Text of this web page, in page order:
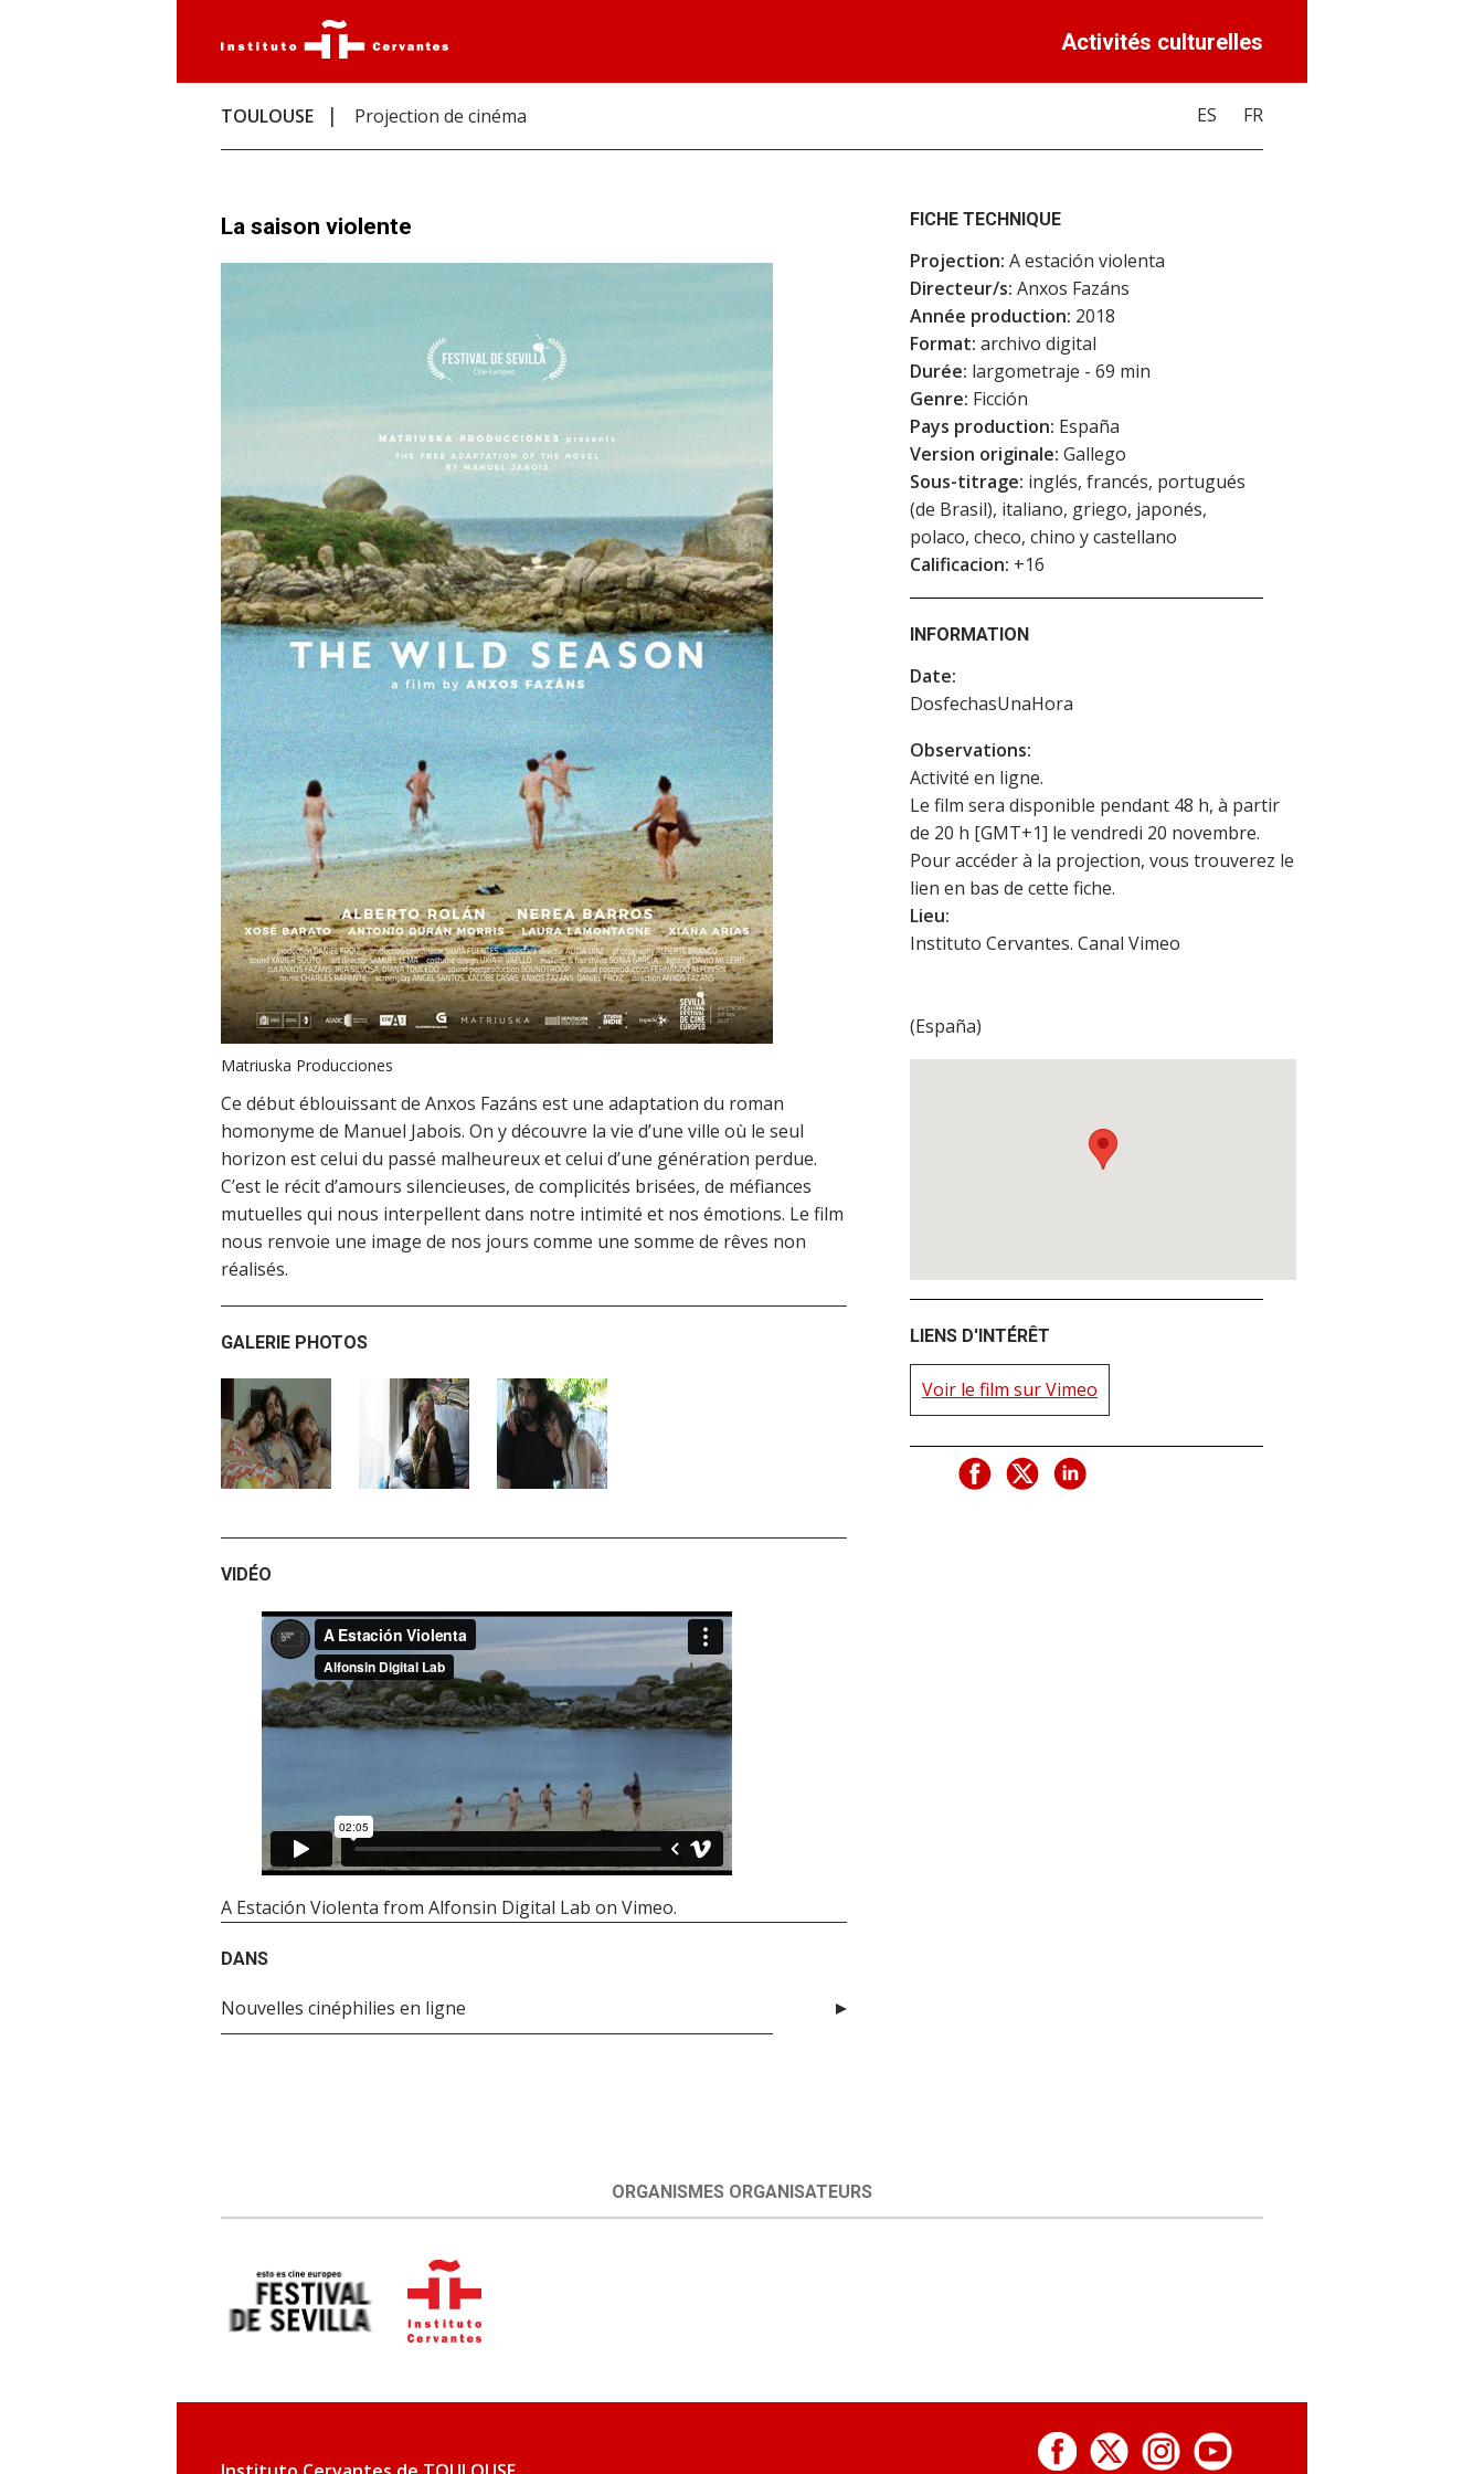
Activités culturelles
TOULOUSE Projection de cinéma ES FR
La saison violente
Matriuska Producciones
Ce début éblouissant de Anxos Fazáns est une adaptation du roman
homonyme de Manuel Jabois. On y découvre la vie d’une ville où le seul
horizon est celui du passé malheureux et celui d’une génération perdue.
C’est le récit d’amours silencieuses, de complicités brisées, de méfiances
mutuelles qui nous interpellent dans notre intimité et nos émotions. Le film
nous renvoie une image de nos jours comme une somme de rêves non
réalisés.
GALERIE PHOTOS
VIDÉO
A Estación Violenta from Alfonsin Digital Lab on Vimeo.
DANS
Nouvelles cinéphilies en ligne
FICHE TECHNIQUE
Projection: A estación violenta
Directeur/s: Anxos Fazáns
Année production: 2018
Format: archivo digital
Durée: largometraje - 69 min
Genre: Ficción
Pays production: España
Version originale: Gallego
Sous-titrage: inglés, francés, portugués
(de Brasil), italiano, griego, japonés,
polaco, checo, chino y castellano
Calificacion: +16
INFORMATION
Date:
DosfechasUnaHora
Observations:
Activité en ligne.
Le film sera disponible pendant 48 h, à partir
de 20 h [GMT+1] le vendredi 20 novembre.
Pour accéder à la projection, vous trouverez le
lien en bas de cette fiche.
Lieu:
Instituto Cervantes. Canal Vimeo
(España)
LIENS D'INTÉRÊT
Voir le film sur Vimeo
ORGANISMES ORGANISATEURS